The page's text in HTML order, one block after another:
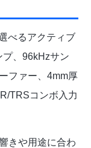
べるアクティブ
、96kHzサン
ファー、4mm厚
TRSコンボ入力
きや用途に合わ